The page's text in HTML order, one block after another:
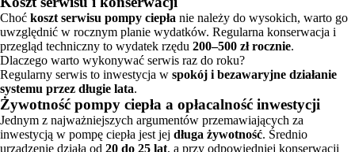
Choć koszt serwisu pompy ciepła nie należy do wysokich, warto go
uwzględnić w rocznym planie wydatków. Regularna konserwacja i
przegląd techniczny to wydatek rzędu 200–500 zł rocznie.
Dlaczego warto wykonywać serwis raz do roku?
Regularny serwis to inwestycja w spokój i bezawaryjne działanie
systemu przez długie lata.
Żywotność pompy ciepła a opłacalność inwestycji
Jednym z najważniejszych argumentów przemawiających za
inwestycją w pompę ciepła jest jej długa żywotność. Średnio
urządzenie działa od 20 do 25 lat, a przy odpowiedniej konserwacji